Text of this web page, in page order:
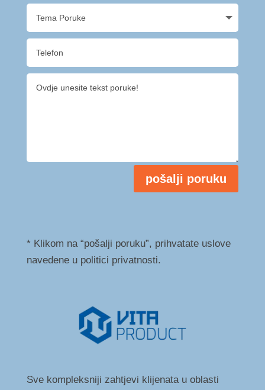
pošalji poruku
* Klikom na “pošalji poruku”, prihvatate uslove
navedene u politici privatnosti.
Sve kompleksniji zahtjevi klijenata u oblasti